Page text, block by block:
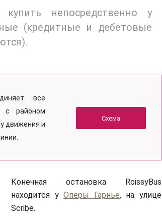
непосредственно у
(кредитные и дебетовые
все
с районом
движения и
Схема
Конечная остановка RoissyBus
находится уОперы Гарнье, на улице
Scribe.